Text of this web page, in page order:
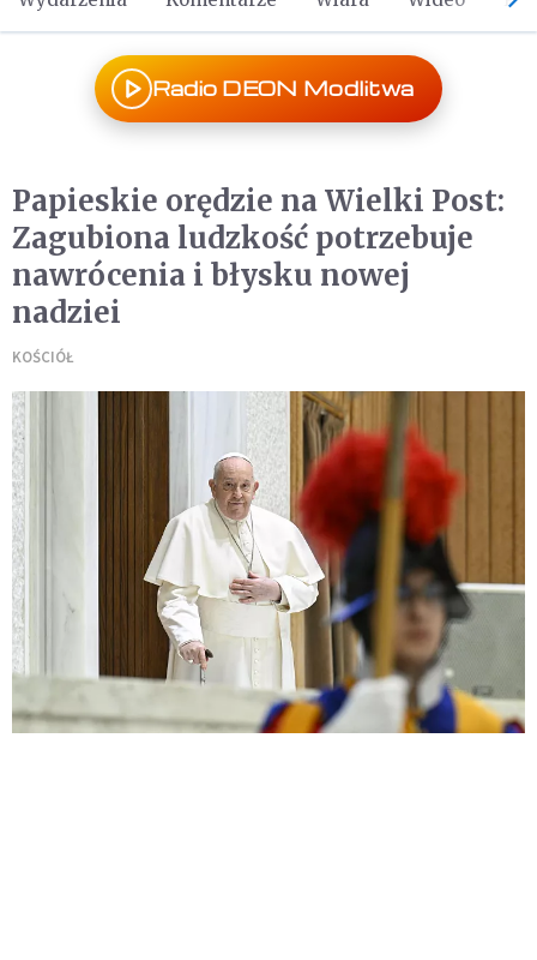
Radio DEON Modlitwa
Papieskie orędzie na Wielki Post:
Zagubiona ludzkość potrzebuje
nawrócenia i błysku nowej
nadziei
KOŚCIÓŁ